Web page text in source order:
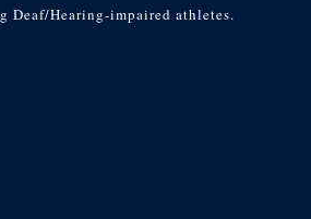
Deaf/Hearing-impaired athletes.